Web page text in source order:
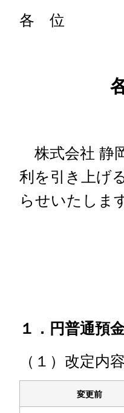
各 位
株式会社 静
利を引き上げ
らせいたしま
１．円普通預
（１）改定内
変更前